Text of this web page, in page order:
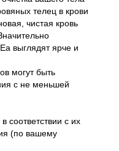
телец в крови
чистая кровь
выглядят ярче и
могут быть
с не меньшей
соответствии с их
(по вашему